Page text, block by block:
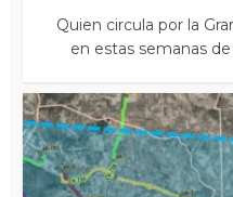
Quien circula por la
en estas semanas